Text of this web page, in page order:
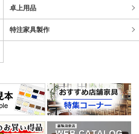
卓上用品
特注家具製作